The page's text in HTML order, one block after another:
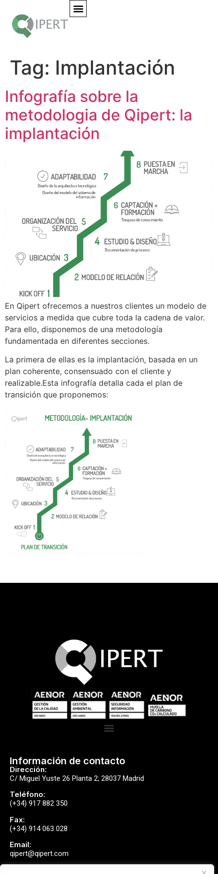
Tag: Implantación
Infografía sobre la
metodologia de Qipert: la
implantación
En Qipert ofrecemos a nuestros clientes un modelo de
servicios a medida que cubre toda la cadena de valor.
Para ello, disponemos de una metodología
fundamentada en diferentes secciones.
La primera de ellas es la implantación, basada en un
plan coherente, consensuado con el cliente y
realizable.Esta infografía detalla cada el plan de
transición que proponemos:
Información de contacto
Dirección:
C/ Miguel Yuste 26 Planta 2; 28037 Madrid
Teléfono:
(+34) 917 882 350
Fax:
(+34) 914 063 028
Email:
qipert@qipert.com